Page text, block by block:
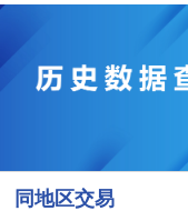
同地区交易